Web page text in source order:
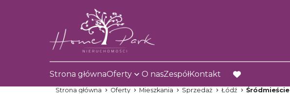
Strona głównaOferty O nasZespółKontakt
favorite
Strona główna Oferty Mieszkania Sprzedaż Łódź Śródmieście